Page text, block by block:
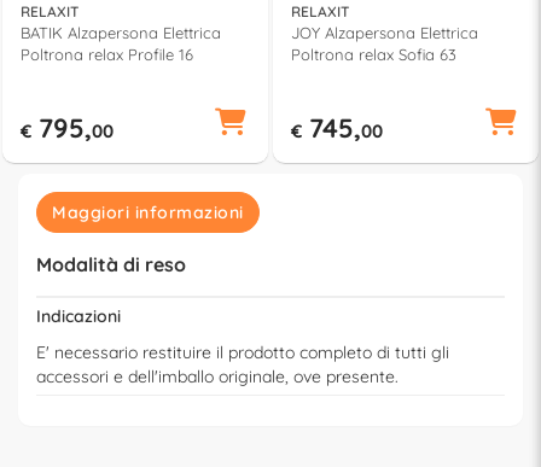
RELAXIT
BATIK Alzapersona Elettrica
Poltrona relax Profile 16
€ 795,00
RELAXIT
JOY Alzapersona Elettrica
Poltrona relax Sofia 63
€ 745,00
Maggiori informazioni
Modalità di reso
Indicazioni
E' necessario restituire il prodotto completo di tutti gli
accessori e dell'imballo originale, ove presente.